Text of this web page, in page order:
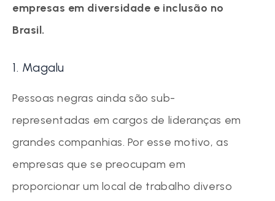
empresas em diversidade e inclusão no
Brasil.
1. Magalu
Pessoas negras ainda são sub-
representadas em cargos de lideranças em
grandes companhias. Por esse motivo, as
empresas que se preocupam em
proporcionar um local de trabalho diverso